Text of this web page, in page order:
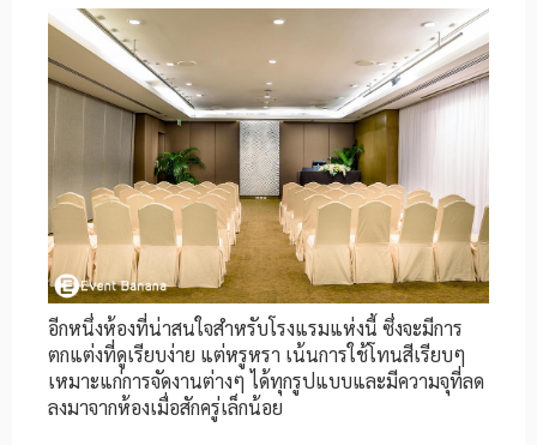
อีกหนึ่งห้องที่น่าสนใจสำหรับโรงแรมแห่งนี้ ซึ่งจะมีการ
ตกแต่งที่ดูเรียบง่าย แต่หรูหรา เน้นการใช้โทนสีเรียบๆ
เหมาะแก่การจัดงานต่างๆ ได้ทุกรูปแบบและมีความจุที่ลด
ลงมาจากห้องเมื่อสักครู่เล็กน้อย